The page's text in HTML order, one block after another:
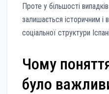
Проте у більшості
залишається історичним і
соціальної структури
Чому
було